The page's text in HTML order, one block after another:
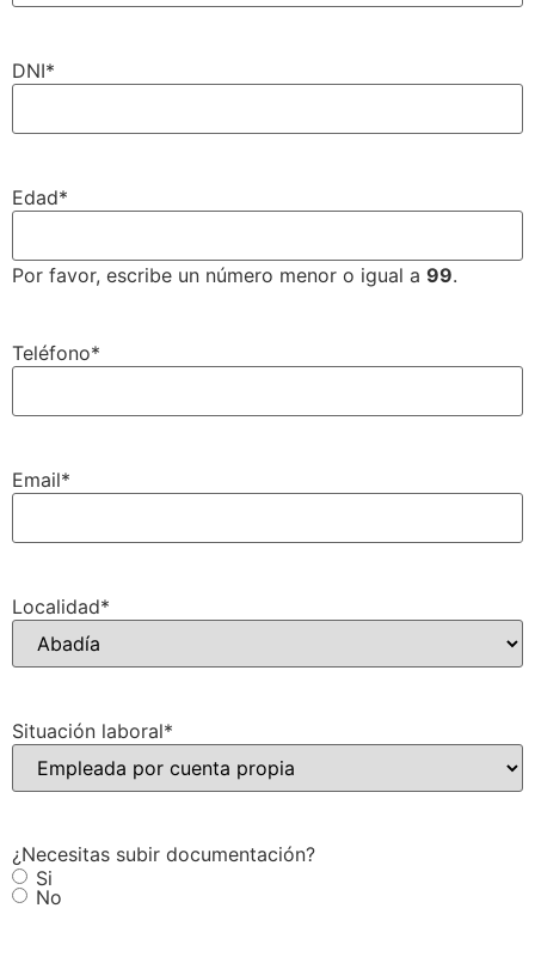
DNI*
Edad*
Por favor, escribe un número menor o igual a 99.
Teléfono*
Email*
Localidad*
Situación laboral*
¿Necesitas subir documentación?
Si
No